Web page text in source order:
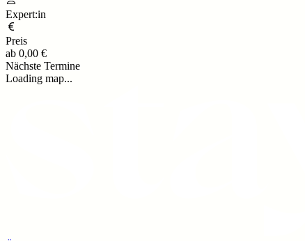
Expert:in
Preis
ab 0,00 €
Nächste Termine
Loading map...